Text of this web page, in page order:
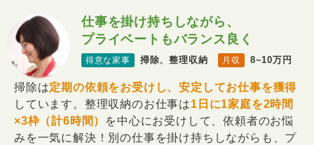
仕事を掛け持ちしながら、
プライベートもバランス良く
得意な家事 掃除、整理収納 月収 8~10万円
掃除は定期の依頼をお受けし、安定してお仕事を獲得
しています。整理収納のお仕事は1日に1家庭を2時間
×3枠（計6時間）
を中心にお受けして、依頼者のお悩
みを一気に解決！別の仕事を掛け持ちしながらも、プ